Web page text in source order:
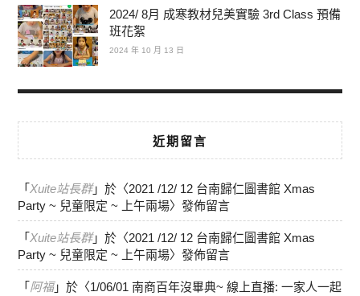
2024/ 8月 成寒教材兒美實驗 3rd Class 預備
班花絮
2024 年 10 月 13 日
近期留言
「 Xuite站長群」於〈2021 /12/ 12 台南歸仁圖書館 Xmas
Party ~ 兒童限定 ~ 上午兩場〉發佈留言
「 Xuite站長群」於〈2021 /12/ 12 台南歸仁圖書館 Xmas
Party ~ 兒童限定 ~ 上午兩場〉發佈留言
「 阿福」於〈1/06/01 南商百年沒畢典~ 線上直播: 一家人一起